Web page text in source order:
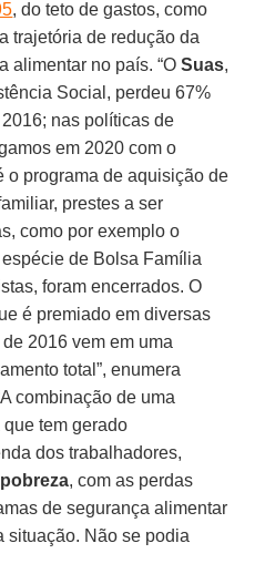
, do teto de gastos, como
trajetória de redução da
alimentar no país. “OSuas,
Social, perdeu 67%
nas políticas de
em 2020 com o
o programa de aquisição de
prestes a ser
como por exemplo o
de Bolsa Família
foram encerrados. O
é premiado em diversas
2016 vem em uma
total”, enumera
combinação de uma
tem gerado
dos trabalhadores,
, com as perdas
de segurança alimentar
situação. Não se podia